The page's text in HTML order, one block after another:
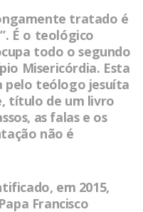
tratado é
É o teológico
todo o segundo
Misericórdia. Esta
pelo teólogo jesuíta
título de um livro
as falas e os
não é
em 2015,
Francisco